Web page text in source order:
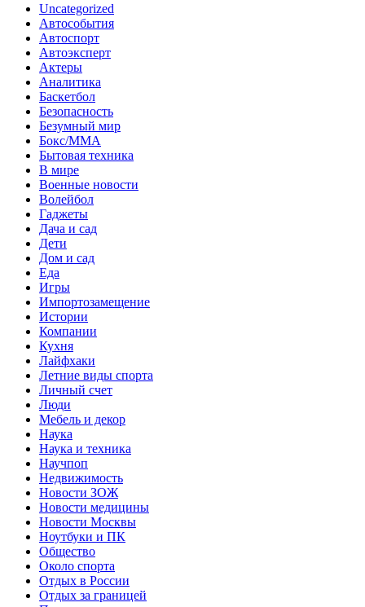
Uncategorized
Автособытия
Автоспорт
Автоэксперт
Актеры
Аналитика
Баскетбол
Безопасность
Безумный мир
Бокс/MMA
Бытовая техника
В мире
Военные новости
Волейбол
Гаджеты
Дача и сад
Дети
Дом и сад
Еда
Игры
Импортозамещение
Истории
Компании
Кухня
Лайфхаки
Летние виды спорта
Личный счет
Люди
Мебель и декор
Наука
Наука и техника
Научпоп
Недвижимость
Новости ЗОЖ
Новости медицины
Новости Москвы
Ноутбуки и ПК
Общество
Около спорта
Отдых в России
Отдых за границей